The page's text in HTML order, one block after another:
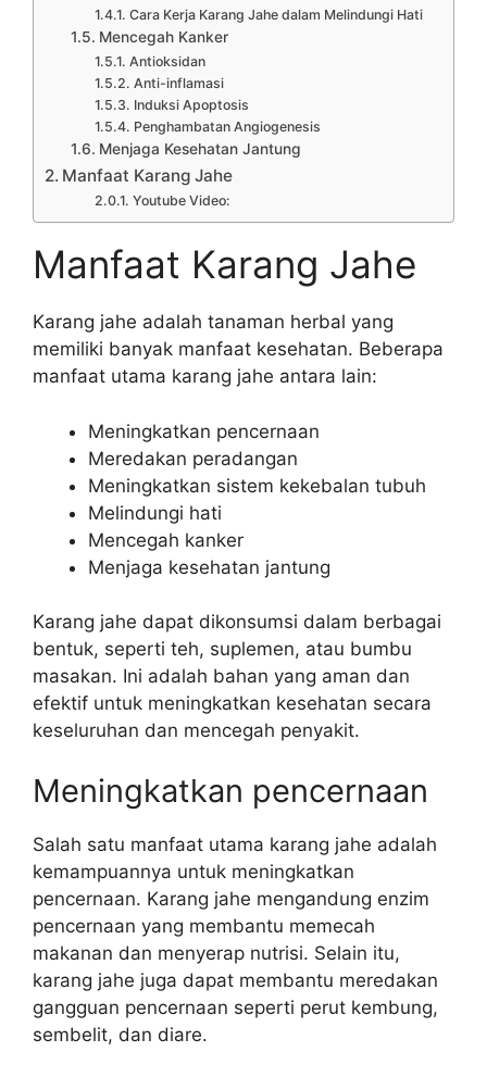
Cara Kerja Karang Jahe dalam Melindungi Hati
Mencegah Kanker
Antioksidan
Anti-inflamasi
Induksi Apoptosis
Penghambatan Angiogenesis
Menjaga Kesehatan Jantung
Manfaat Karang Jahe
Youtube Video:
Manfaat Karang Jahe
Karang jahe adalah tanaman herbal yang
memiliki banyak manfaat kesehatan. Beberapa
manfaat utama karang jahe antara lain:
Meningkatkan pencernaan
Meredakan peradangan
Meningkatkan sistem kekebalan tubuh
Melindungi hati
Mencegah kanker
Menjaga kesehatan jantung
Karang jahe dapat dikonsumsi dalam berbagai
bentuk, seperti teh, suplemen, atau bumbu
masakan. Ini adalah bahan yang aman dan
efektif untuk meningkatkan kesehatan secara
keseluruhan dan mencegah penyakit.
Meningkatkan pencernaan
Salah satu manfaat utama karang jahe adalah
kemampuannya untuk meningkatkan
pencernaan. Karang jahe mengandung enzim
pencernaan yang membantu memecah
makanan dan menyerap nutrisi. Selain itu,
karang jahe juga dapat membantu meredakan
gangguan pencernaan seperti perut kembung,
sembelit, dan diare.